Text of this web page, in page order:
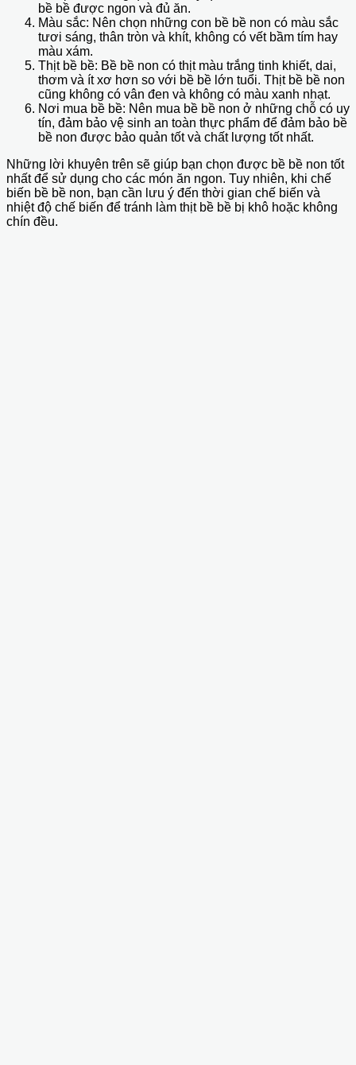
bề bề được ngon và đủ ăn.
Màu sắc: Nên chọn những con bề bề non có màu sắc
tươi sáng, thân tròn và khít, không có vết bầm tím hay
màu xám.
Thịt bề bề: Bề bề non có thịt màu trắng tinh khiết, dai,
thơm và ít xơ hơn so với bề bề lớn tuổi. Thịt bề bề non
cũng không có vân đen và không có màu xanh nhạt.
Nơi mua bề bề: Nên mua bề bề non ở những chỗ có uy
tín, đảm bảo vệ sinh an toàn thực phẩm để đảm bảo bề
bề non được bảo quản tốt và chất lượng tốt nhất.
Những lời khuyên trên sẽ giúp bạn chọn được bề bề non tốt
nhất để sử dụng cho các món ăn ngon. Tuy nhiên, khi chế
biến bề bề non, bạn cần lưu ý đến thời gian chế biến và
nhiệt độ chế biến để tránh làm thịt bề bề bị khô hoặc không
chín đều.